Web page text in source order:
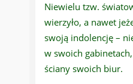
Niewielu tzw.
wierzyło, a nawet
swoją indolencję –
w swoich
ściany swoich biur.